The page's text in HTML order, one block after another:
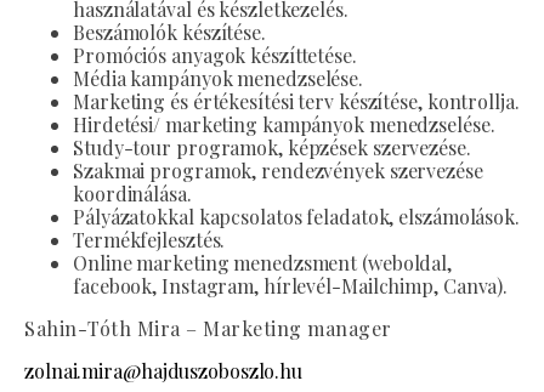
használatával és készletkezelés.
Beszámolók készítése.
Promóciós anyagok készíttetése.
Média kampányok menedzselése.
Marketing és értékesítési terv készítése, kontrollja.
Hirdetési/ marketing kampányok menedzselése.
Study-tour programok, képzések szervezése.
Szakmai programok, rendezvények szervezése
koordinálása.
Pályázatokkal kapcsolatos feladatok, elszámolások.
Termékfejlesztés.
Online marketing menedzsment (weboldal,
facebook, Instagram, hírlevél-Mailchimp, Canva).
Sahin-Tóth Mira – Marketing manager
zolnai.mira@hajduszoboszlo.hu